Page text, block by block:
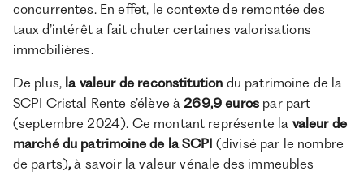
concurrentes. En effet, le contexte de remontée des
taux d’intérêt a fait chuter certaines valorisations
immobilières.
De plus, la valeur de reconstitution du patrimoine de la
SCPI Cristal Rente s’élève à269,9 euros par part
(septembre 2024). Ce montant représente la valeur de
marché du patrimoine de la SCPI (divisé par le nombre
de parts), à savoir la valeur vénale des immeubles